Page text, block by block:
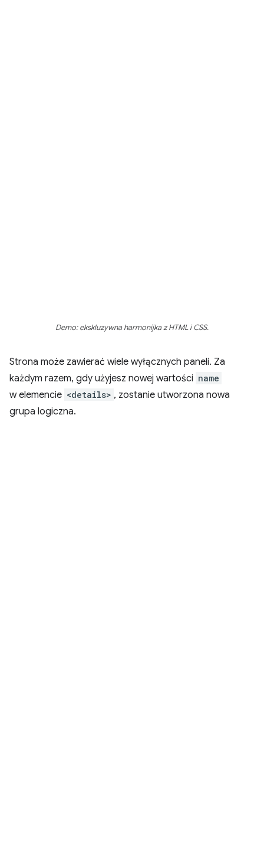
Demo: ekskluzywna harmonijka z HTML i CSS.
Strona może zawierać wiele wyłącznych paneli. Za
każdym razem, gdy użyjesz nowej wartości name
w elemencie <details> , zostanie utworzona nowa
grupa logiczna.